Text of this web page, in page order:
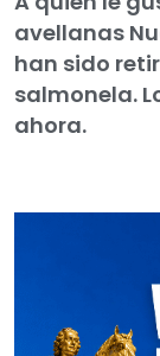
avellanas
han sido
salmonela.
ahora.